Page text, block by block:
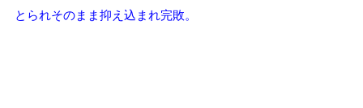
とられそのまま抑え込まれ完敗。